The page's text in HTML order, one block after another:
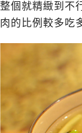
整個就精緻到不
肉的比例較多吃